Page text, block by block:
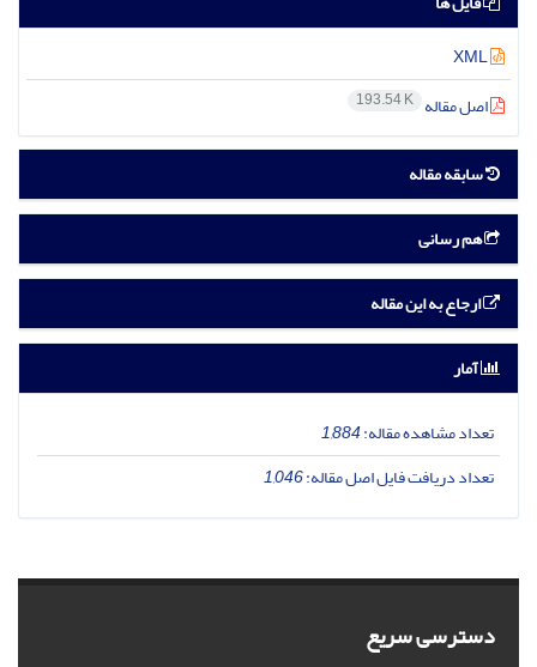
اصل مقاله 193.54 K
سابقه مقاله
هم رسانی
ارجاع به این مقاله
آمار
تعداد مشاهده مقاله:1,884
تعداد دریافت فایل اصل مقاله:1,046
دسترسی سریع